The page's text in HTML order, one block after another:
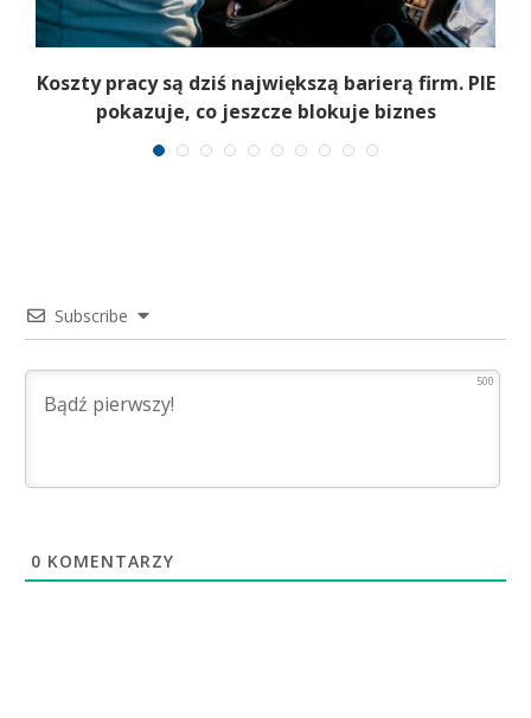
Koszty pracy są dziś największą barierą firm. PIE
pokazuje, co jeszcze blokuje biznes
Subscribe
500
0 KOMENTARZY